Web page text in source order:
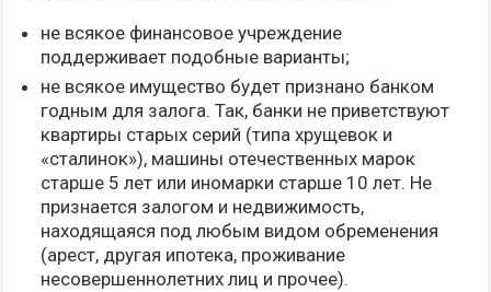
не всякое финансовое учреждение
поддерживает подобные варианты;
не всякое имущество будет признано банком
годным для залога. Так, банки не приветствуют
квартиры старых серий (типа хрущевок и
«сталинок»), машины отечественных марок
старше 5 лет или иномарки старше 10 лет. Не
признается залогом и недвижимость,
находящаяся под любым видом обременения
(арест, другая ипотека, проживание
несовершеннолетних лиц и прочее).